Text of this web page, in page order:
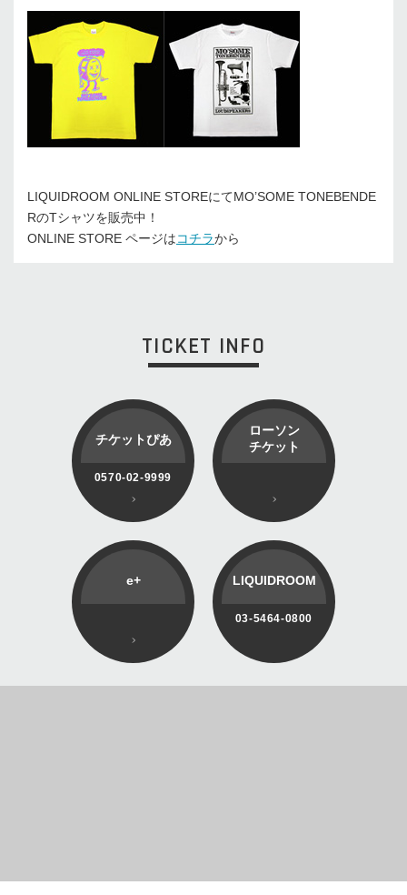
LIQUIDROOM ONLINE STOREにてMO’SOME TONEBENDE
RのTシャツを販売中！
ONLINE STORE ページはコチラから
TICKET INFO
チケットぴあ
0570-02-9999
ローソン
チケット
e+ LIQUIDROOM
03-5464-0800